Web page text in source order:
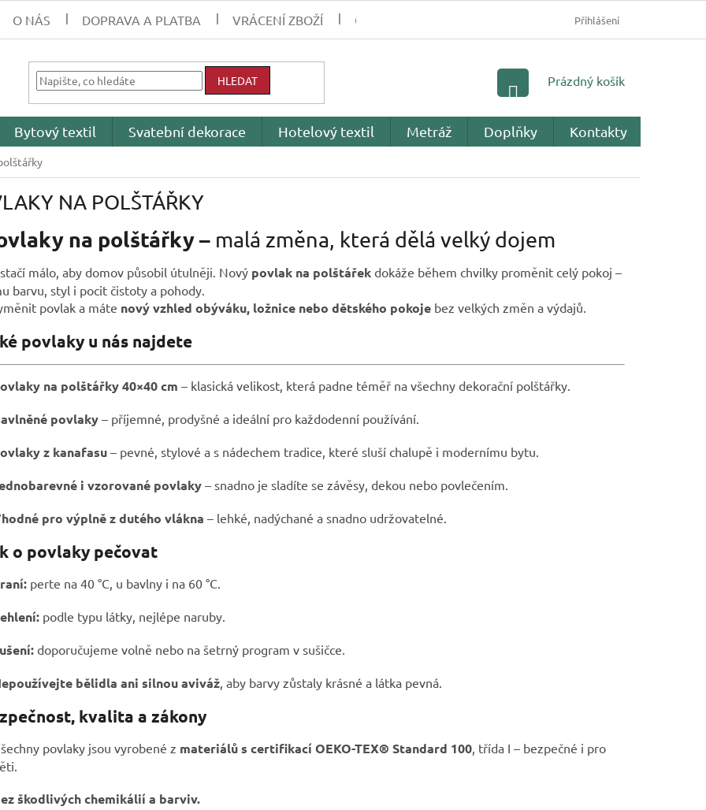
O NÁS DOPRAVA A PLATBA VRÁCENÍ ZBOŽÍ OBCHODNÍ PODMÍNKY PODMÍNKY OCHRANY
Přihlášení
HLEDAT
NÁKUPNÍ
Prázdný košík
Bytový textil Svatební dekorace Hotelový textil Metráž Doplňky Kontakty
NA POLŠTÁŘKY
na polštářky – malá změna, která dělá velký dojem
málo, aby domov působil útulněji. Nový povlak na polštářek dokáže během chvilky proměnit celý pokoj –
barvu, styl i pocit čistoty a pohody.
povlak a máte nový vzhled obýváku, ložnice nebo dětského pokoje bez velkých změn a výdajů.
povlaky u nás najdete
na polštářky 40×40 cm – klasická velikost, která padne téměř na všechny dekorační polštářky.
povlaky – příjemné, prodyšné a ideální pro každodenní používání.
z kanafasu – pevné, stylové a s nádechem tradice, které sluší chalupě i modernímu bytu.
i vzorované povlaky – snadno je sladíte se závěsy, dekou nebo povlečením.
pro výplně z dutého vlákna – lehké, nadýchané a snadno udržovatelné.
o povlaky pečovat
perte na 40 °C, u bavlny i na 60 °C.
podle typu látky, nejlépe naruby.
doporučujeme volně nebo na šetrný program v sušičce.
bělidla ani silnou aviváž, aby barvy zůstaly krásné a látka pevná.
kvalita a zákony
povlaky jsou vyrobené z materiálů s certifikací OEKO-TEX® Standard 100, třída I – bezpečné i pro
škodlivých chemikálií a barviv.